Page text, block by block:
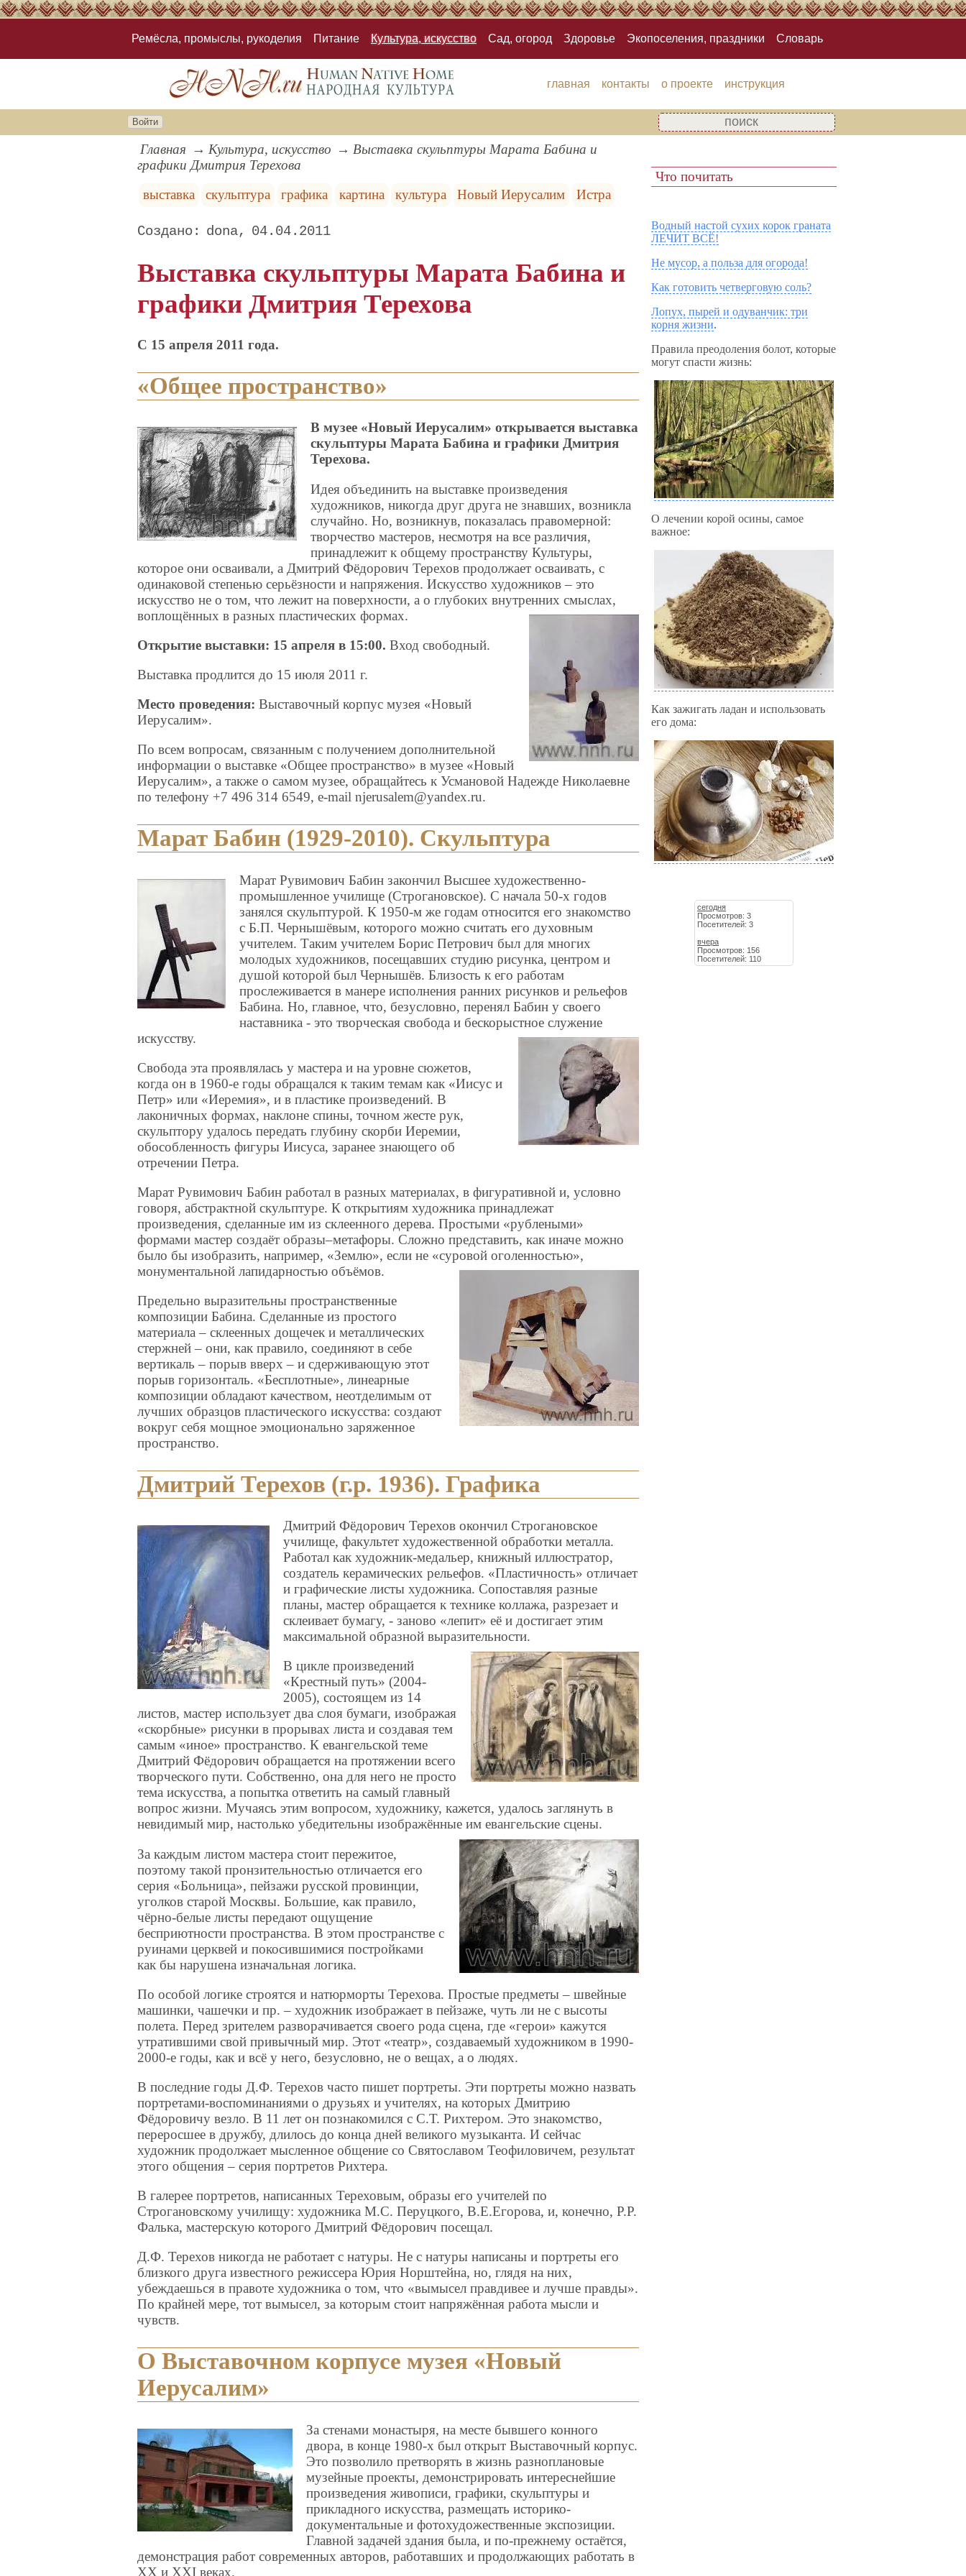
Ремёсла, промыслы, рукоделия Питание Культура, искусство Сад, огород Здоровье Экопоселения, праздники Словарь
главная контакты о проекте инструкция
Войти
Главная Культура, искусство
Выставка скульптуры Марата Бабина и
графики Дмитрия Терехова
выставка
скульптура графика картина культура Новый Иерусалим Истра
dona 04.04.2011
Выставка скульптуры Марата Бабина и
графики Дмитрия Терехова
С 15 апреля 2011 года.
«Общее пространство»
В музее «Новый Иерусалим» открывается выставка
скульптуры Марата Бабина и графики Дмитрия
Терехова.
Идея объединить на выставке произведения
художников, никогда друг друга не знавших, возникла
случайно. Но, возникнув, показалась правомерной:
творчество мастеров, несмотря на все различия,
принадлежит к общему пространству Культуры,
которое они осваивали, а Дмитрий Фёдорович Терехов продолжает осваивать, с
одинаковой степенью серьёзности и напряжения. Искусство художников – это
искусство не о том, что лежит на поверхности, а о глубоких внутренних смыслах,
воплощённых в разных пластических формах.
Открытие выставки: 15 апреля в 15:00. Вход свободный.
Выставка продлится до 15 июля 2011 г.
Место проведения: Выставочный корпус музея «Новый
Иерусалим».
По всем вопросам, связанным с получением дополнительной
информации о выставке «Общее пространство» в музее «Новый
Иерусалим», а также о самом музее, обращайтесь к Усмановой Надежде Николаевне
по телефону +7 496 314 6549, e-mail njerusalem@yandex.ru.
Марат Бабин (1929-2010). Скульптура
Марат Рувимович Бабин закончил Высшее художественно-
промышленное училище (Строгановское). С начала 50-х годов
занялся скульптурой. К 1950-м же годам относится его знакомство
с Б.П. Чернышёвым, которого можно считать его духовным
учителем. Таким учителем Борис Петрович был для многих
молодых художников, посещавших студию рисунка, центром и
душой которой был Чернышёв. Близость к его работам
прослеживается в манере исполнения ранних рисунков и рельефов
Бабина. Но, главное, что, безусловно, перенял Бабин у своего
наставника - это творческая свобода и бескорыстное служение
искусству.
Свобода эта проявлялась у мастера и на уровне сюжетов,
когда он в 1960-е годы обращался к таким темам как «Иисус и
Петр» или «Иеремия», и в пластике произведений. В
лаконичных формах, наклоне спины, точном жесте рук,
скульптору удалось передать глубину скорби Иеремии,
обособленность фигуры Иисуса, заранее знающего об
отречении Петра.
Марат Рувимович Бабин работал в разных материалах, в фигуративной и, условно
говоря, абстрактной скульптуре. К открытиям художника принадлежат
произведения, сделанные им из склеенного дерева. Простыми «рублеными»
формами мастер создаёт образы–метафоры. Сложно представить, как иначе можно
было бы изобразить, например, «Землю», если не «суровой оголенностью»,
монументальной лапидарностью объёмов.
Предельно выразительны пространственные
композиции Бабина. Сделанные из простого
материала – склеенных дощечек и металлических
стержней – они, как правило, соединяют в себе
вертикаль – порыв вверх – и сдерживающую этот
порыв горизонталь. «Бесплотные», линеарные
композиции обладают качеством, неотделимым от
лучших образцов пластического искусства: создают
вокруг себя мощное эмоционально заряженное
пространство.
Дмитрий Терехов (г.р. 1936). Графика
Дмитрий Фёдорович Терехов окончил Строгановское
училище, факультет художественной обработки металла.
Работал как художник-медальер, книжный иллюстратор,
создатель керамических рельефов. «Пластичность» отличает
и графические листы художника. Сопоставляя разные
планы, мастер обращается к технике коллажа, разрезает и
склеивает бумагу, - заново «лепит» её и достигает этим
максимальной образной выразительности.
В цикле произведений
«Крестный путь» (2004-
2005), состоящем из 14
листов, мастер использует два слоя бумаги, изображая
«скорбные» рисунки в прорывах листа и создавая тем
самым «иное» пространство. К евангельской теме
Дмитрий Фёдорович обращается на протяжении всего
творческого пути. Собственно, она для него не просто
тема искусства, а попытка ответить на самый главный
вопрос жизни. Мучаясь этим вопросом, художнику, кажется, удалось заглянуть в
невидимый мир, настолько убедительны изображённые им евангельские сцены.
За каждым листом мастера стоит пережитое,
поэтому такой пронзительностью отличается его
серия «Больница», пейзажи русской провинции,
уголков старой Москвы. Большие, как правило,
чёрно-белые листы передают ощущение
бесприютности пространства. В этом пространстве с
руинами церквей и покосившимися постройками
как бы нарушена изначальная логика.
По особой логике строятся и натюрморты Терехова. Простые предметы – швейные
машинки, чашечки и пр. – художник изображает в пейзаже, чуть ли не с высоты
полета. Перед зрителем разворачивается своего рода сцена, где «герои» кажутся
утратившими свой привычный мир. Этот «театр», создаваемый художником в 1990-
2000-е годы, как и всё у него, безусловно, не о вещах, а о людях.
В последние годы Д.Ф. Терехов часто пишет портреты. Эти портреты можно назвать
портретами-воспоминаниями о друзьях и учителях, на которых Дмитрию
Фёдоровичу везло. В 11 лет он познакомился с С.Т. Рихтером. Это знакомство,
переросшее в дружбу, длилось до конца дней великого музыканта. И сейчас
художник продолжает мысленное общение со Святославом Теофиловичем, результат
этого общения – серия портретов Рихтера.
В галерее портретов, написанных Тереховым, образы его учителей по
Строгановскому училищу: художника М.С. Перуцкого, В.Е.Егорова, и, конечно, Р.Р.
Фалька, мастерскую которого Дмитрий Фёдорович посещал.
Д.Ф. Терехов никогда не работает с натуры. Не с натуры написаны и портреты его
близкого друга известного режиссера Юрия Норштейна, но, глядя на них,
убеждаешься в правоте художника о том, что «вымысел правдивее и лучше правды».
По крайней мере, тот вымысел, за которым стоит напряжённая работа мысли и
чувств.
О Выставочном корпусе музея «Новый
Иерусалим»
За стенами монастыря, на месте бывшего конного
двора, в конце 1980-х был открыт Выставочный корпус.
Это позволило претворять в жизнь разноплановые
музейные проекты, демонстрировать интереснейшие
произведения живописи, графики, скульптуры и
прикладного искусства, размещать историко-
документальные и фотохудожественные экспозиции.
Главной задачей здания была, и по-прежнему остаётся,
демонстрация работ современных авторов, работавших и продолжающих работать в
XX и XXI веках.
Что почитать
Водный настой сухих корок граната
ЛЕЧИТ ВСЁ!
Не мусор, а польза для огорода!
Как готовить четверговую соль?
Лопух, пырей и одуванчик: три
корня жизни.
Правила преодоления болот, которые
могут спасти жизнь:
О лечении корой осины, самое
важное:
Как зажигать ладан и использовать
его дома:
сегодня
Просмотров: 3
Посетителей: 3
вчера
Просмотров: 156
Посетителей: 110